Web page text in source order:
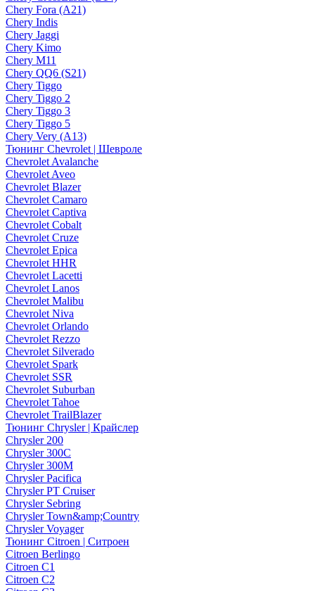
Chery Fora (A21)
Chery Indis
Chery Jaggi
Chery Kimo
Chery M11
Chery QQ6 (S21)
Chery Tiggo
Chery Tiggo 2
Chery Tiggo 3
Chery Tiggo 5
Chery Very (A13)
Тюнинг Chevrolet | Шевроле
Chevrolet Avalanche
Chevrolet Aveo
Chevrolet Blazer
Chevrolet Camaro
Chevrolet Captiva
Chevrolet Cobalt
Chevrolet Cruze
Chevrolet Epica
Chevrolet HHR
Chevrolet Lacetti
Chevrolet Lanos
Chevrolet Malibu
Chevrolet Niva
Chevrolet Orlando
Chevrolet Rezzo
Chevrolet Silverado
Chevrolet Spark
Chevrolet SSR
Chevrolet Suburban
Chevrolet Tahoe
Chevrolet TrailBlazer
Тюнинг Chrysler | Крайслер
Chrysler 200
Chrysler 300C
Chrysler 300M
Chrysler Pacifica
Chrysler PT Cruiser
Chrysler Sebring
Chrysler Town&amp;Country
Chrysler Voyager
Тюнинг Citroen | Ситроен
Citroen Berlingo
Citroen C1
Citroen C2